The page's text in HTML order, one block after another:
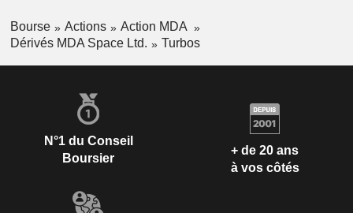
Bourse Actions
Action MDA
Dérivés MDA Space Ltd.
Turbos
N°1 du Conseil
Boursier
+ de 20 ans
à vos côtés